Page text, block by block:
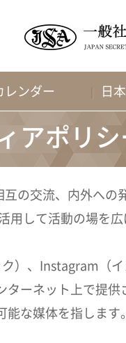
レンダー 日
アポリ
の交流、内外へ
して活動の場を広
ク）、Instagram（
ーネット上で提
な媒体を指します。